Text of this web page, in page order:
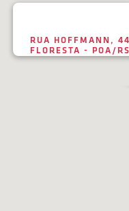
RUA HOFFMANN,
FLORESTA - POA/RS